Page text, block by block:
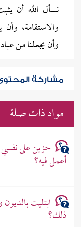
نسأل الله أن
والاستقامة،
وأن يجعلنا من
مشاركة
مواد ذات صلة
حزين على نفسي
أعمل فيه؟
ابتليت
ذلك؟